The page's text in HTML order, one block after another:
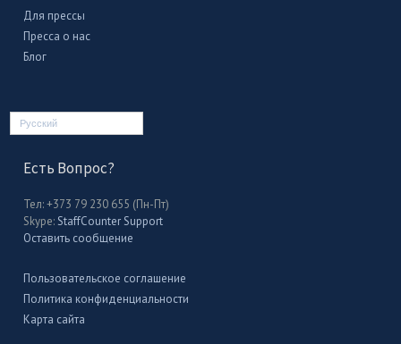
Для прессы
Пресса о нас
Блог
Русский
Есть Вопрос?
Тел: +373 79 230 655 (Пн-Пт)
Skype:StaffCounter Support
Оставить сообщение
Пользовательское соглашение
Политика конфиденциальности
Карта сайта